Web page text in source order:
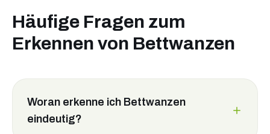
Häufige Fragen zum
Erkennen von Bettwanzen
Woran erkenne ich Bettwanzen
eindeutig?